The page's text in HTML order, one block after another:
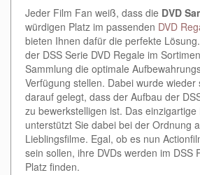
Jeder Film Fan weiß, dass die DVD
würdigen Platz im passenden DVD
bieten Ihnen dafür die perfekte
der DSS Serie DVD Regale im
Sammlung die optimale
Verfügung stellen. Dabei wurde wieder
darauf gelegt, dass der Aufbau der
zu bewerkstelligen ist. Das einzigartige
unterstützt Sie dabei bei der Ordnung
Lieblingsfilme. Egal, ob es nun
sein sollen, ihre DVDs werden im DSS
Platz finden.